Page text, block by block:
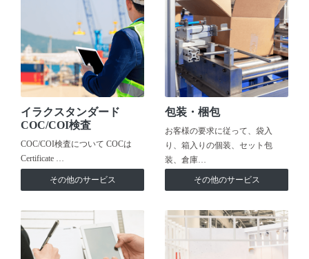
イラクスタンダード
COC/COI検査
COC/COI検査について COCは
Certificate …
その他のサービス
包装・梱包
お客様の要求に従って、袋入
り、箱入りの個装、セット包
装、倉庫…
その他のサービス